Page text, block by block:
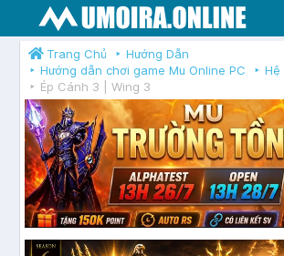
Trang Chủ
Hướng Dẫn
Hướng dẫn chơi game Mu Online PC
Hệ
Ép Cánh 3 | Wing 3